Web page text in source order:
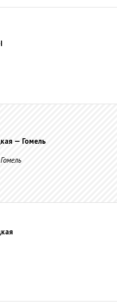
— Гомель